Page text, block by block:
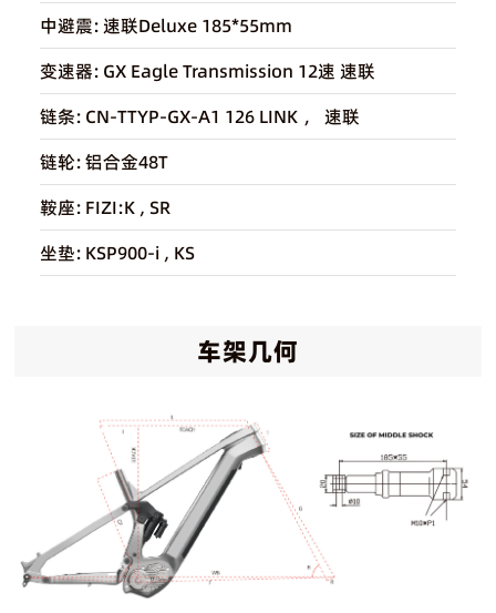
中避震: 速联Deluxe 185*55mm
变速器: GX Eagle Transmission 12速 速联
链条: CN-TTYP-GX-A1 126 LINK ， 速联
链轮:铝合金48T
鞍座: FIZI:K , SR
坐垫: KSP900-i , KS
车架几何